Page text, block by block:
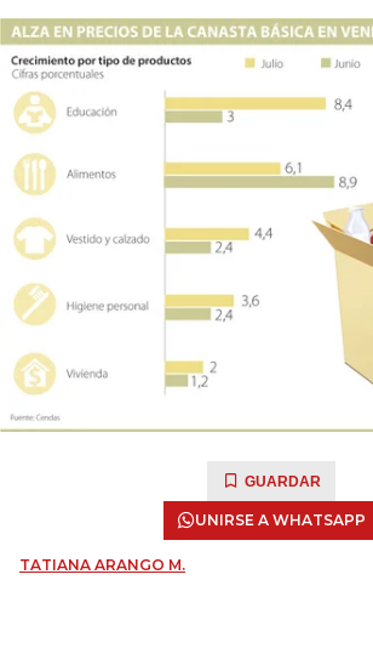
GUARDAR
UNIRSE A WHATSAPP
TATIANA ARANGO M.